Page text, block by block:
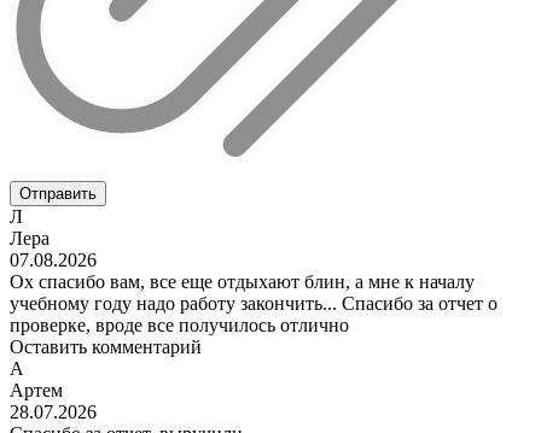
Отправить
Л
Лера
07.08.2026
Ох спасибо вам, все еще отдыхают блин, а мне к началу
учебному году надо работу закончить... Спасибо за отчет о
проверке, вроде все получилось отлично
Оставить комментарий
А
Артем
28.07.2026